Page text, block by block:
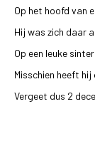
Op het hoofd van
Hij was zich daar
Op een leuke
Misschien heeft
Vergeet dus 2